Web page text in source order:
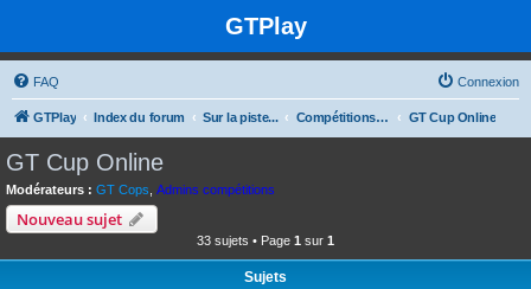
GTPlay
FAQ Connexion
GTPlay Index du forum Sur la piste... Compétitions et rencontres Online GT Cup Online
GT Cup Online
Modérateurs : GT Cops Admins compétitions
Nouveau sujet
33 sujets • Page 1 sur 1
Sujets